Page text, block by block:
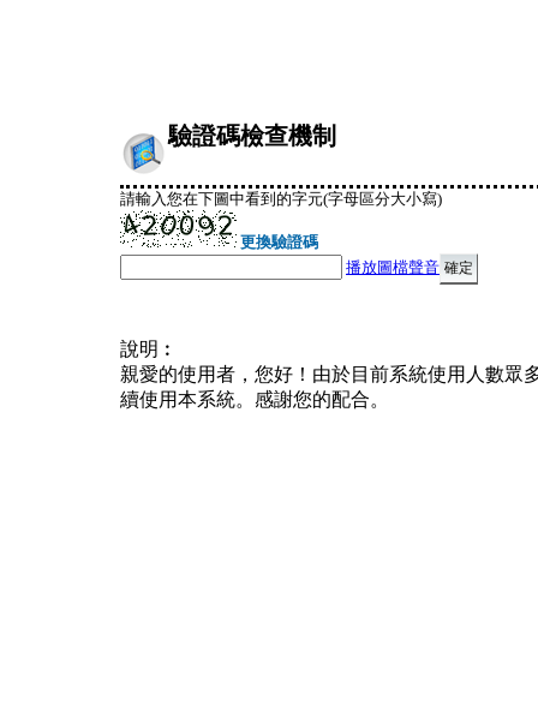
驗證碼檢查機制
請輸入您在下圖中看到的字元(字母區分大小寫)
更換驗證碼
播放圖檔聲音
說明︰
親愛的使用者，您好！由於目前系統使用人數眾
續使用本系統。感謝您的配合。